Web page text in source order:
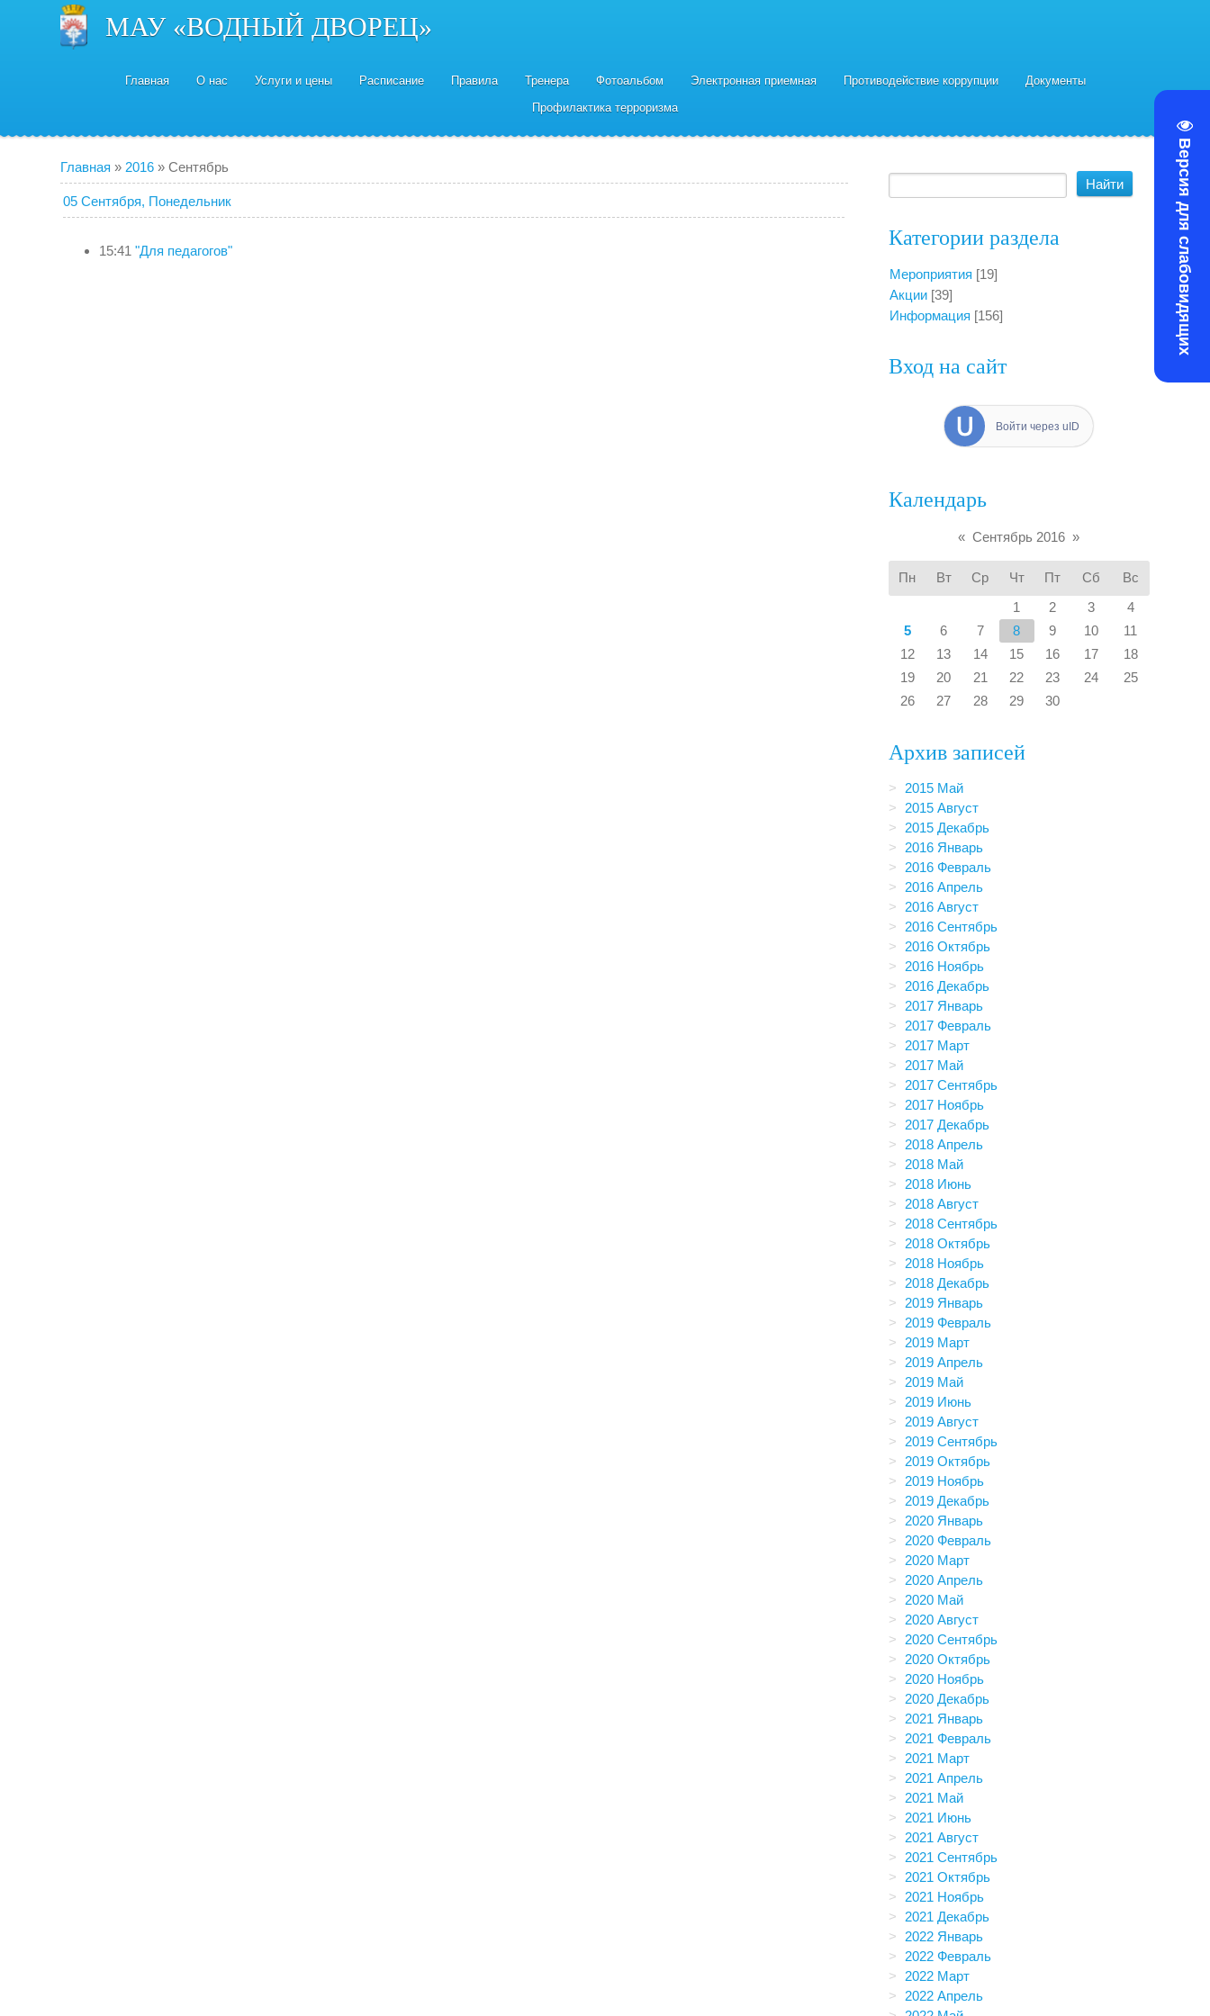
Версия для слабовидящих
МАУ «ВОДНЫЙ ДВОРЕЦ»
Главная О нас Услуги и цены Расписание Правила Тренера Фотоальбом Электронная приемная Противодействие коррупции
Документы
Профилактика терроризма
Главная » 2016 » Сентябрь
05 Сентября, Понедельник
15:41 "Для педагогов"
Категории раздела
Мероприятия [19]
Акции [39]
Информация [156]
Вход на сайт
Войти через uID
Календарь
« Сентябрь 2016 »
Пн Вт Ср Чт Пт Сб
Вс
1
2 3
4
5
6 7 8 9 10
11
12
13 14 15 16 17
18
19
20 21 22 23 24
25
26
27 28 29 30
Архив записей
2015 Май
2015 Август
2015 Декабрь
2016 Январь
2016 Февраль
2016 Апрель
2016 Август
2016 Сентябрь
2016 Октябрь
2016 Ноябрь
2016 Декабрь
2017 Январь
2017 Февраль
2017 Март
2017 Май
2017 Сентябрь
2017 Ноябрь
2017 Декабрь
2018 Апрель
2018 Май
2018 Июнь
2018 Август
2018 Сентябрь
2018 Октябрь
2018 Ноябрь
2018 Декабрь
2019 Январь
2019 Февраль
2019 Март
2019 Апрель
2019 Май
2019 Июнь
2019 Август
2019 Сентябрь
2019 Октябрь
2019 Ноябрь
2019 Декабрь
2020 Январь
2020 Февраль
2020 Март
2020 Апрель
2020 Май
2020 Август
2020 Сентябрь
2020 Октябрь
2020 Ноябрь
2020 Декабрь
2021 Январь
2021 Февраль
2021 Март
2021 Апрель
2021 Май
2021 Июнь
2021 Август
2021 Сентябрь
2021 Октябрь
2021 Ноябрь
2021 Декабрь
2022 Январь
2022 Февраль
2022 Март
2022 Апрель